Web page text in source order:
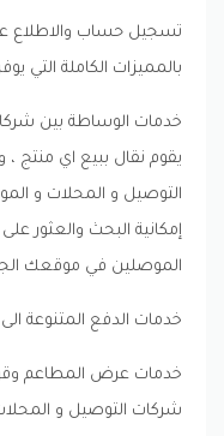
تسجيل حساب والاطلاع
بالمميزات الكاملة التي
خدمات الوساطة بين
يقوم نقال ببيع اي منتج
التوصيل و المحلات و
إمكانية البحث والعثور
الموصلين في موقعك
خدمات الدفع المتنوعة
خدمات عرض المطاعم
شركات التوصيل و